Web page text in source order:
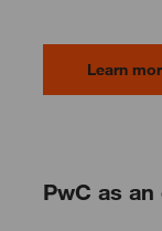
Learn
PwC as